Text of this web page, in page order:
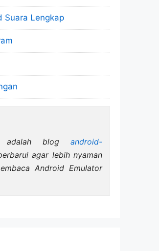
Suara Lengkap
adalah blogandroid-
agar lebih nyaman
Android Emulator